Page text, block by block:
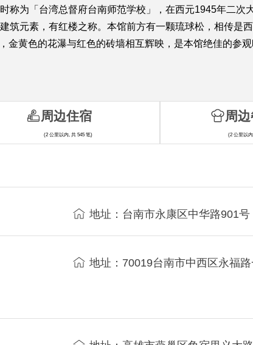
称为「台湾总督府台南师范学校」，在西元1945年二次
元素，有红楼之称。本馆前方有一颗琉球松，相传是
黄色的花瀑与红色的砖墙相互辉映，是本馆绝佳的参观
地址：台南市永康区中华路901号
地址：70019台南市中西区永福
周边住宿
(2 公里以内, 共 545 笔)
周
(2 公里以